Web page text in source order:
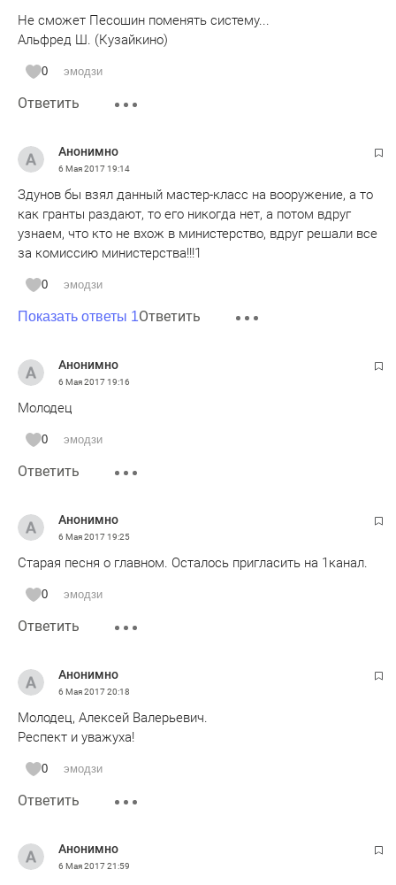
Не сможет Песошин поменять систему...
Альфред Ш. (Кузайкино)
0 эмодзи
Ответить
Анонимно
6 Мая 201719:14
Здунов бы взял данный мастер-класс на вооружение, а то
как гранты раздают, то его никогда нет, а потом вдруг
узнаем, что кто не вхож в министерство, вдруг решали все
за комиссию министерства!!!1
0 эмодзи
Показать ответы 1Ответить
Анонимно
6 Мая 201719:16
Молодец
0 эмодзи
Ответить
Анонимно
6 Мая 201719:25
Старая песня о главном. Осталось пригласить на 1канал.
0 эмодзи
Ответить
Анонимно
6 Мая 201720:18
Молодец, Алексей Валерьевич.
Респект и уважуха!
0 эмодзи
Ответить
Анонимно
6 Мая 201721:59